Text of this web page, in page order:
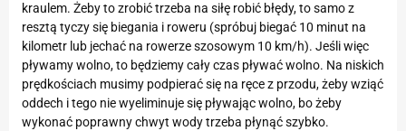
kraulem. Żeby to zrobić trzeba na siłę robić błędy, to samo z
resztą tyczy się biegania i roweru (spróbuj biegać 10 minut na
kilometr lub jechać na rowerze szosowym 10 km/h). Jeśli więc
pływamy wolno, to będziemy cały czas pływać wolno. Na niskich
prędkościach musimy podpierać się na ręce z przodu, żeby wziąć
oddech i tego nie wyeliminuje się pływając wolno, bo żeby
wykonać poprawny chwyt wody trzeba płynąć szybko.